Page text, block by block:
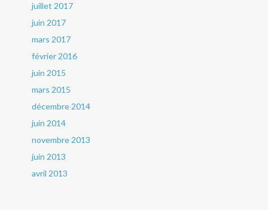
juillet 2017
juin 2017
mars 2017
février 2016
juin 2015
mars 2015
décembre 2014
juin 2014
novembre 2013
juin 2013
avril 2013